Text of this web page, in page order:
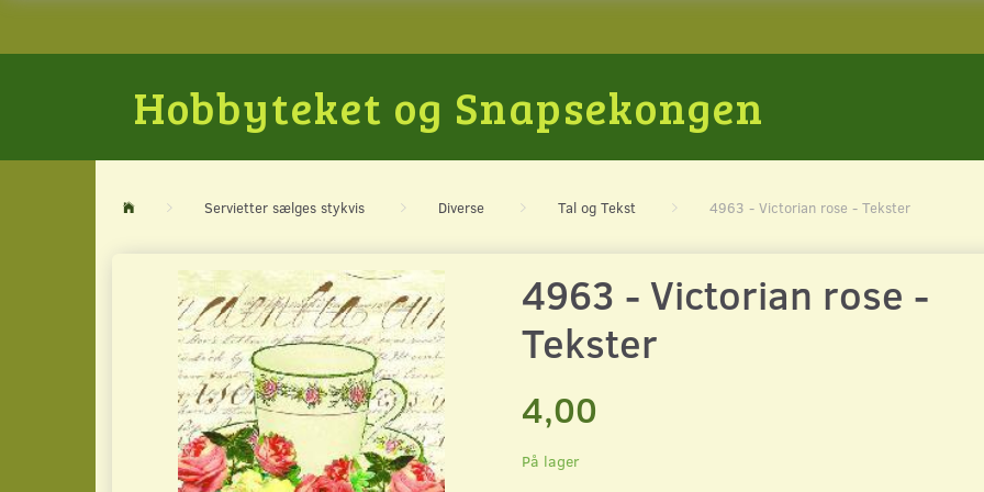
Hobbyteket og Snapsekongen
Servietter sælges stykvis Diverse Tal og Tekst 4963 - Victorian rose - Tekster
4963 - Victorian rose -
Tekster
4,00
På lager